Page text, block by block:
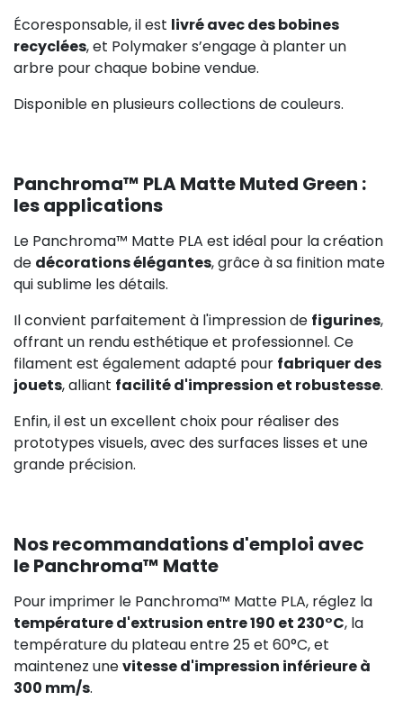
Écoresponsable, il est livré avec des bobines
recyclées, et Polymaker s’engage à planter un
arbre pour chaque bobine vendue.
Disponible en plusieurs collections de couleurs.
Panchroma™ PLA Matte Muted Green :
les applications
Le Panchroma™ Matte PLA est idéal pour la création
de décorations élégantes, grâce à sa finition mate
qui sublime les détails.
Il convient parfaitement à l'impression de figurines,
offrant un rendu esthétique et professionnel. Ce
filament est également adapté pour fabriquer des
jouets, alliant facilité d'impression et robustesse.
Enfin, il est un excellent choix pour réaliser des
prototypes visuels, avec des surfaces lisses et une
grande précision.
Nos recommandations d'emploi avec
le Panchroma™ Matte
Pour imprimer le Panchroma™ Matte PLA, réglez la
température d'extrusion entre 190 et 230°C, la
température du plateau entre 25 et 60°C, et
maintenez unevitesse d'impression inférieure à
300 mm/s.